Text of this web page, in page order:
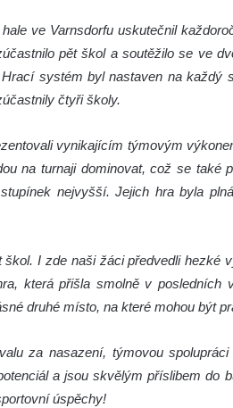
ve Varnsdorfu uskutečnil
pět škol a soutěžilo se ve
systém byl nastaven na každý
čtyři školy.
vynikajícím týmovým
na turnaji dominovat, což se také
nejvyšší. Jejich hra byla
I zde naši žáci předvedli hezké
která přišla smolně v posledních
druhé místo, na které mohou být
za nasazení, týmovou
a jsou skvělým příslibem do
úspěchy!